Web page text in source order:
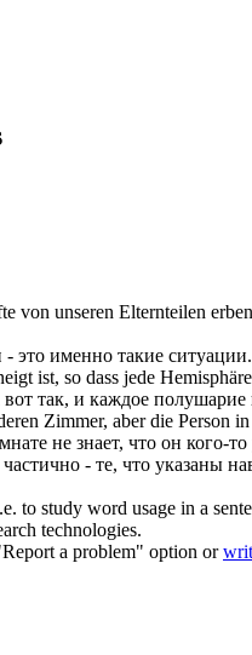
von unseren Elternteilen
это именно такие ситуации.
ist, so dass jede
так, и каждое полушарие
Zimmer, aber die Person
не знает, что он кого-то
- те, что указаны
study word usage in a
technologies.
a problem" option or